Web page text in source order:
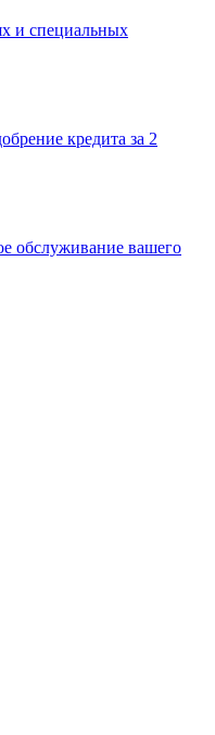
и специальных
кредита за 2
обслуживание вашего